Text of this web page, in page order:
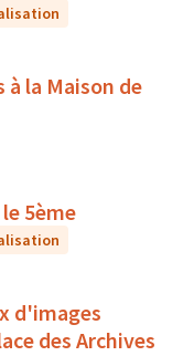
à la Maison de
5ème
d'images
des Archives